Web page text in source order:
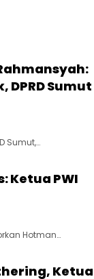
DPRD Sumut
Sumut,…
Ketua PWI
Hotman…
Ketua